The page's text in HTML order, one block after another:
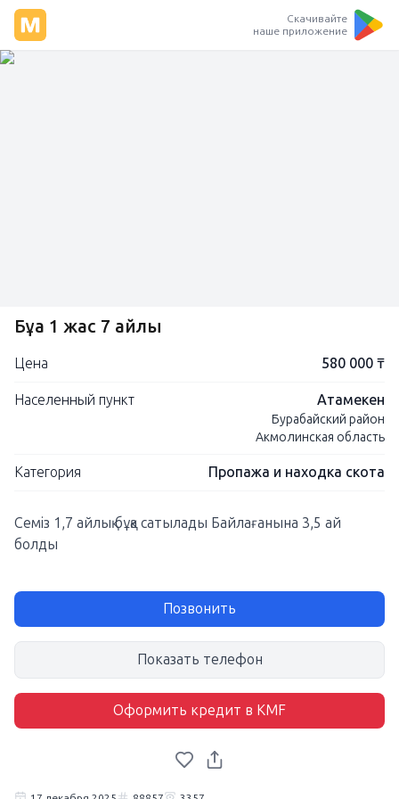
Скачивайте
наше приложение
Бұқа 1 жас 7 айлық
Цена 580 000 ₸
Населенный пункт Атамекен
Бурабайский район
Акмолинская область
Категория Пропажа и находка скота
Семіз 1,7 айлық бұқа сатылады Байлағанына 3,5 ай
болды
Позвонить
Показать телефон
Оформить кредит в KMF